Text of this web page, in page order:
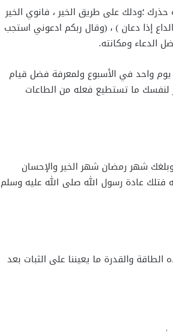
؛ودلك على طريق الخير ، فانوي الخير
إذا دعان ) ، (وقال ربكم ادعوني استجب
الدعاء ومكانته.
واحد في الأسبوع ولمعرفة فضل قيام
لنفسك ما تستطيع فعله من الطاعات
شهر رمضان شهر الخير والإحسان
عادة رسول الله صلى الله عليه وسلم
والقدرة ما يعيننا على الثبات بعد